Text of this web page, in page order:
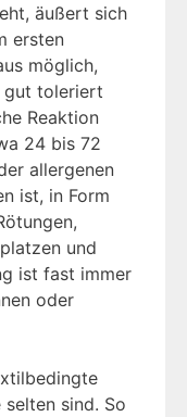
äußert sich
ersten
möglich,
gut toleriert
Reaktion
24 bis 72
allergenen
ist, in Form
und
ist fast immer
oder
sind. So